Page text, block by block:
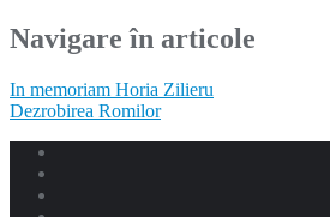
Navigare în articole
In memoriam Horia Zilieru
Dezrobirea Romilor